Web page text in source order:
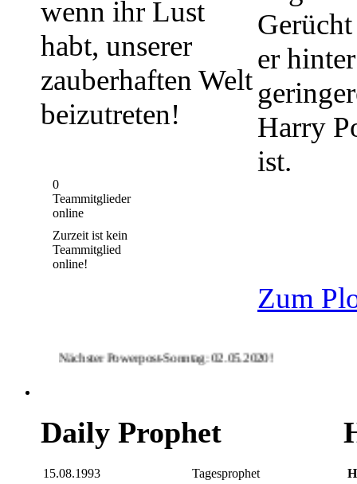
wenn ihr Lust
habt, unserer
zauberhaften Welt
beizutreten!
0
Teammitglieder
online
Zurzeit ist kein
Teammitglied
online!
er
Harry
ist.
Zum
Nächster Powerpost-Sonntag: 02.05.2020!
Daily Prophet
15.08.1993 Tagesprophet